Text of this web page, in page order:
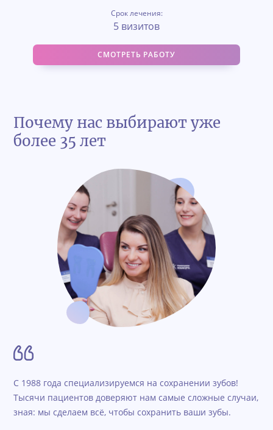
Срок лечения:
5 визитов
СМОТРЕТЬ РАБОТУ
Почему нас выбирают уже
более 35 лет
С 1988 года специализируемся на сохранении зубов!
Тысячи пациентов доверяют нам самые сложные случаи,
зная: мы сделаем всё, чтобы сохранить ваши зубы.